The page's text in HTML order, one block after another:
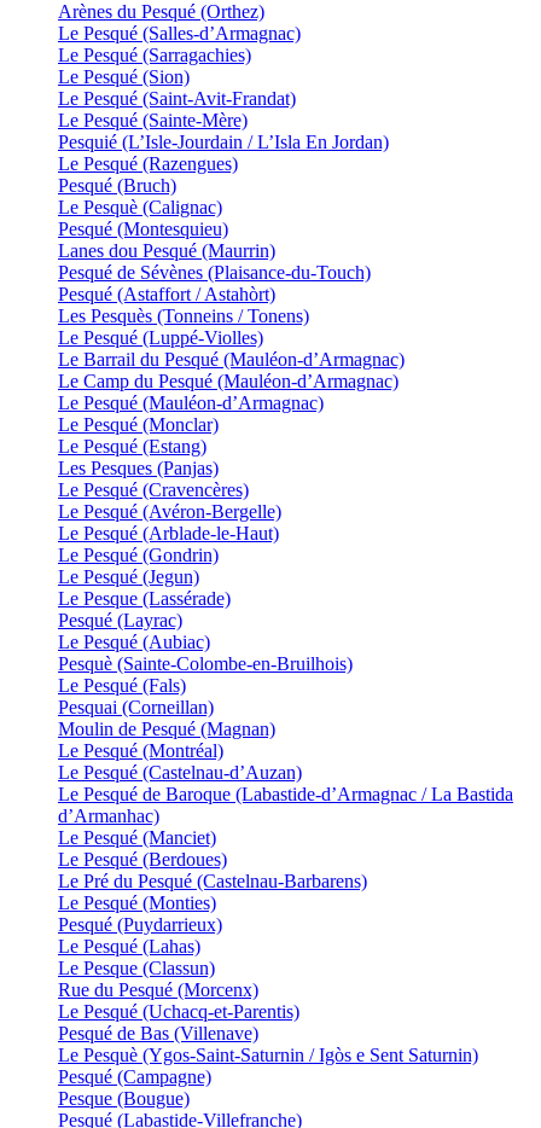
Arènes du Pesqué (Orthez)
Le Pesqué (Salles-d’Armagnac)
Le Pesqué (Sarragachies)
Le Pesqué (Sion)
Le Pesqué (Saint-Avit-Frandat)
Le Pesqué (Sainte-Mère)
Pesquié (L’Isle-Jourdain / L’Isla En Jordan)
Le Pesqué (Razengues)
Pesqué (Bruch)
Le Pesquè (Calignac)
Pesqué (Montesquieu)
Lanes dou Pesqué (Maurrin)
Pesqué de Sévènes (Plaisance-du-Touch)
Pesqué (Astaffort / Astahòrt)
Les Pesquès (Tonneins / Tonens)
Le Pesqué (Luppé-Violles)
Le Barrail du Pesqué (Mauléon-d’Armagnac)
Le Camp du Pesqué (Mauléon-d’Armagnac)
Le Pesqué (Mauléon-d’Armagnac)
Le Pesqué (Monclar)
Le Pesqué (Estang)
Les Pesques (Panjas)
Le Pesqué (Cravencères)
Le Pesqué (Avéron-Bergelle)
Le Pesqué (Arblade-le-Haut)
Le Pesqué (Gondrin)
Le Pesqué (Jegun)
Le Pesque (Lassérade)
Pesqué (Layrac)
Le Pesqué (Aubiac)
Pesquè (Sainte-Colombe-en-Bruilhois)
Le Pesqué (Fals)
Pesquai (Corneillan)
Moulin de Pesqué (Magnan)
Le Pesqué (Montréal)
Le Pesqué (Castelnau-d’Auzan)
Le Pesqué de Baroque (Labastide-d’Armagnac / La Bastida
d’Armanhac)
Le Pesqué (Manciet)
Le Pesqué (Berdoues)
Le Pré du Pesqué (Castelnau-Barbarens)
Le Pesqué (Monties)
Pesqué (Puydarrieux)
Le Pesqué (Lahas)
Le Pesque (Classun)
Rue du Pesqué (Morcenx)
Le Pesqué (Uchacq-et-Parentis)
Pesqué de Bas (Villenave)
Le Pesquè (Ygos-Saint-Saturnin / Igòs e Sent Saturnin)
Pesqué (Campagne)
Pesque (Bougue)
Pesqué (Labastide-Villefranche)